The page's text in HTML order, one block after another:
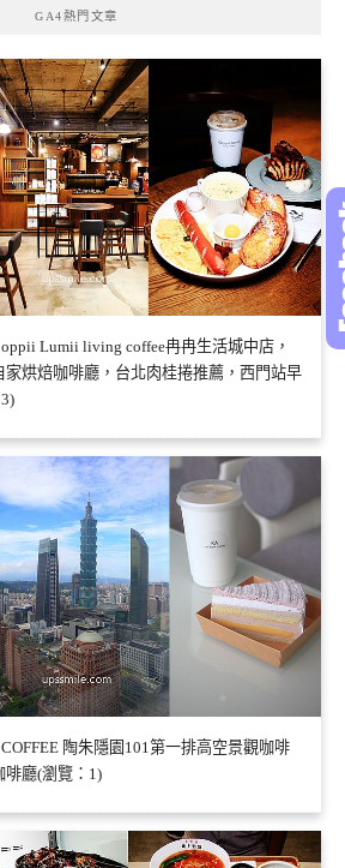
GA4熱門文章
Lumii living coffee冉冉生活城中店，
烘焙咖啡廳，台北肉桂捲推薦，西門站早
COFFEE 陶朱隱園101第一排高空景觀咖啡
啡廳(瀏覽：1)